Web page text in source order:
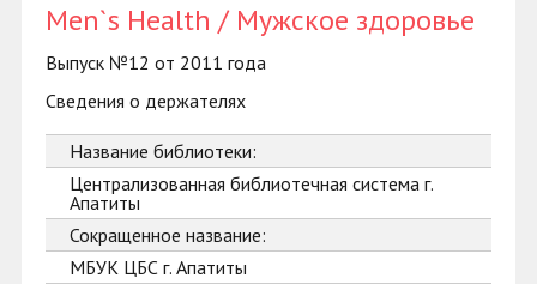
Men`s Health / Мужское здоровье
Выпуск №12 от 2011 года
Сведения о держателях
Название библиотеки:
Централизованная библиотечная система г.
Апатиты
Сокращенное название:
МБУК ЦБС г. Апатиты